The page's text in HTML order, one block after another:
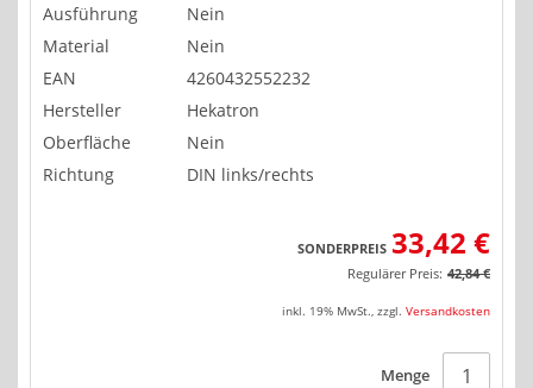
Ausführung
Nein
Material
Nein
EAN
4260432552232
Hersteller
Hekatron
Oberfläche
Nein
Richtung
DIN links/rechts
SONDERPREIS 33,42 €
Regulärer Preis: 42,84 €
inkl. 19% MwSt., zzgl. Versandkosten
Menge